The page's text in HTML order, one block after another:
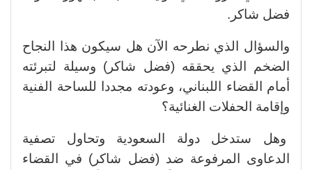
فضل شاكر.
والسؤال الذي نطرحه الآن هل سيكون هذا النجاح
الضخم الذي يحققه (فضل شاكر) وسيلة لتبرئته
أمام القضاء اللبناني، وعودته مجددا للساحة الفنية
وإقامة الحفلات الغنائية؟
وهل ستدخل دولة السعودية وتحاول تصفية
الدعاوى المرفوعة ضد (فضل شاكر) في القضاء